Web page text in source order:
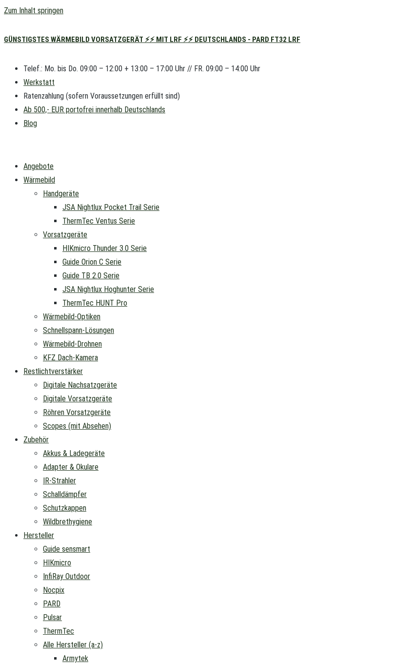
Zum Inhalt springen
GÜNSTIGSTES WÄRMEBILD VORSATZGERÄT ⚡⚡ MIT LRF ⚡⚡ DEUTSCHLANDS - PARD FT32 LRF
Telef.: Mo. bis Do. 09:00 – 12:00 + 13:00 – 17:00 Uhr // FR. 09:00 – 14:00 Uhr
Werkstatt
Ratenzahlung (sofern Voraussetzungen erfüllt sind)
Ab 500,- EUR portofrei innerhalb Deutschlands
Blog
Angebote
Wärmebild
Handgeräte
JSA Nightlux Pocket Trail Serie
ThermTec Ventus Serie
Vorsatzgeräte
HIKmicro Thunder 3.0 Serie
Guide Orion C Serie
Guide TB 2.0 Serie
JSA Nightlux Hoghunter Serie
ThermTec HUNT Pro
Wärmebild-Optiken
Schnellspann-Lösungen
Wärmebild-Drohnen
KFZ Dach-Kamera
Restlichtverstärker
Digitale Nachsatzgeräte
Digitale Vorsatzgeräte
Röhren Vorsatzgeräte
Scopes (mit Absehen)
Zubehör
Akkus & Ladegeräte
Adapter & Okulare
IR-Strahler
Schalldämpfer
Schutzkappen
Wildbrethygiene
Hersteller
Guide sensmart
HIKmicro
InfiRay Outdoor
Nocpix
PARD
Pulsar
ThermTec
Alle Hersteller (a-z)
Armytek